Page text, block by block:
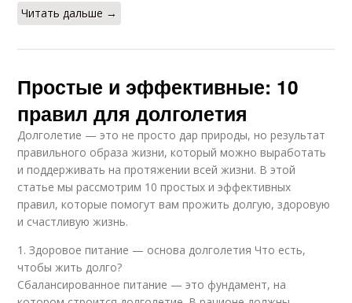
Читать дальше →
Простые и эффективные: 10
правил для долголетия
Долголетие — это не просто дар природы, но результат
правильного образа жизни, который можно выработать
и поддерживать на протяжении всей жизни. В этой
статье мы рассмотрим 10 простых и эффективных
правил, которые помогут вам прожить долгую, здоровую
и счастливую жизнь.
1. Здоровое питание — основа долголетия Что есть,
чтобы жить долго?
Сбалансированное питание — это фундамент, на